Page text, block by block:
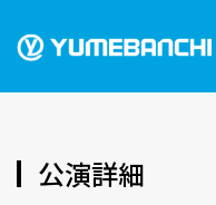
公演詳細